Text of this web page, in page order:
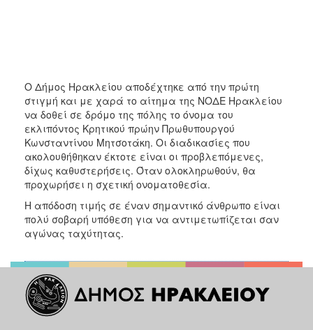
2011
2010
2006
ΤΟΠΟΣ
ΑΝΘΕΚΤΙΚΗ
ΠΟΛΗ
Ο Δήμος Ηρακλείου αποδέχτηκε από την πρώτη
στιγμή και με χαρά το αίτημα της ΝΟΔΕ Ηρακλείου
να δοθεί σε δρόμο της πόλης το όνομα του
εκλιπόντος Κρητικού πρώην Πρωθυπουργού
Κωνσταντίνου Μητσοτάκη. Οι διαδικασίες που
ακολουθήθηκαν έκτοτε είναι οι προβλεπόμενες,
δίχως καθυστερήσεις. Όταν ολοκληρωθούν, θα
προχωρήσει η σχετική ονοματοθεσία.
Η απόδοση τιμής σε έναν σημαντικό άνθρωπο είναι
πολύ σοβαρή υπόθεση για να αντιμετωπίζεται σαν
αγώνας ταχύτητας.